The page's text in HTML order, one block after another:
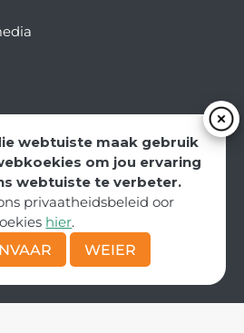
webtuiste maak gebruik
om jou ervaring
webtuiste te verbeter.
privaatheidsbeleid oor
hier.
WEIER
NUUSBRIEF
om die nuutste nuus en
span te ontvang.